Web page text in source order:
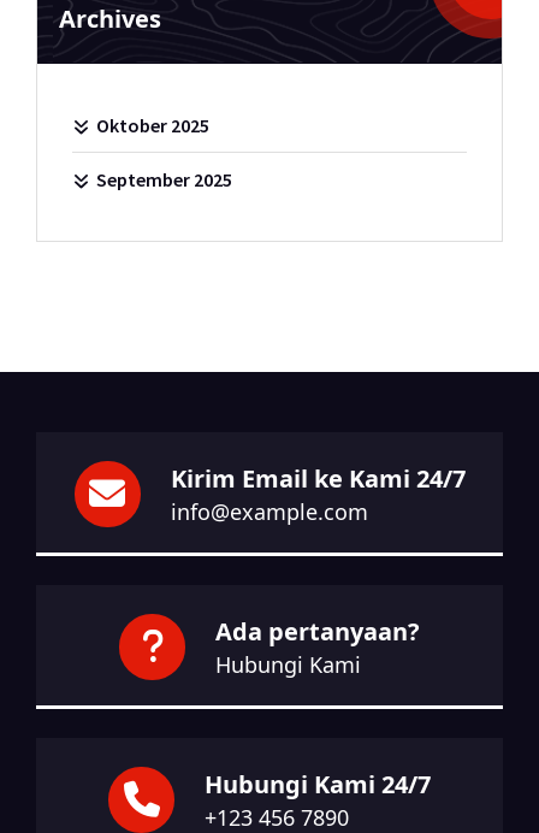
Archives
Oktober 2025
September 2025
Kirim Email ke Kami 24/7
info@example.com
Ada pertanyaan?
Hubungi Kami
Hubungi Kami 24/7
+123 456 7890